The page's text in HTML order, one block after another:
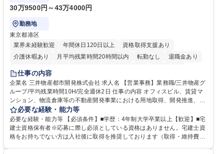
30万9500円～43万4000円
勤務地
東京都港区
業界未経験歓迎
年間休日120日以上
資格取得支援あり
介護休暇あり
月平均残業時間20時間以内 転勤なし
退職金あり
在宅OK
賞与あり
駅近5分以内
土日祝休み 寮・社宅あり
仕事の内容
企業名 三井物産都市開発株式会社 求人名 【営業事務】業務職/三井物産グ
ループ/平均残業時間10H/完全週休2日 仕事の内容 オフィスビル、賃貸マ
ンション、物流倉庫等の不動産開発事業における用地取得、開発推進、賃
貸運営、売却、仲介・活用提案等を行う営業部門において事務業務を担当
いただきます。 【詳細】・契約書管理、契約書製本、捺印対応、ファイリ
ング、登記簿取得、調書取得・支払業務（各種費用支払、支払管理、請
求・支払データ登録、取引先マスター申請対応）・予算作成及び予実管
必要な経験・能力等
必要な経験・能力等 【必須条件】■学歴：4年制大学卒業以上【歓迎】■宅
建士資格保有者※応募に際し必須としている資格はありません。宅建士資
格をお持ちでない方は入社後に取得を推奨しております（取得・維持費用